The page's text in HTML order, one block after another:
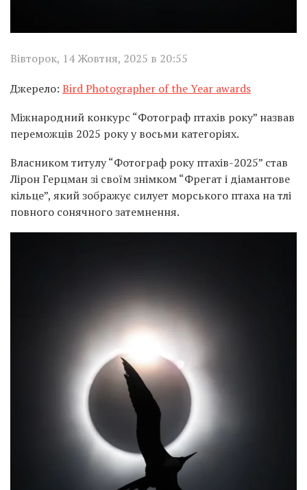
Вівторок, 14 Жовтня, 2025 в 20:55
Джерело: Bird Photographer of the Year awards
Міжнародний конкурс “Фотограф птахів року” назвав
переможців 2025 року у восьми категоріях.
Власником титулу “Фотограф року птахів-2025” став
Лірон Герцман зі своїм знімком “Фрегат і діамантове
кільце”, який зображує силует морського птаха на тлі
повного сонячного затемнення.